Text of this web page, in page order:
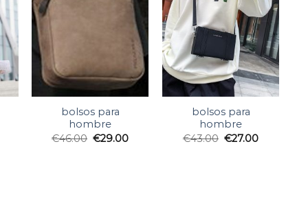
bolsos para
hombre
€46.00 €29.00
bolsos para
hombre
€43.00 €27.00